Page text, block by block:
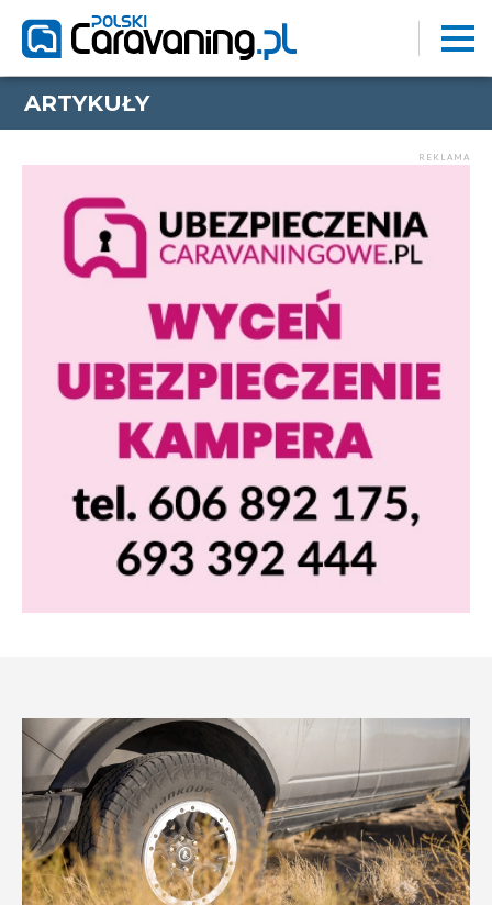
ARTYKUŁY
REKLAMA